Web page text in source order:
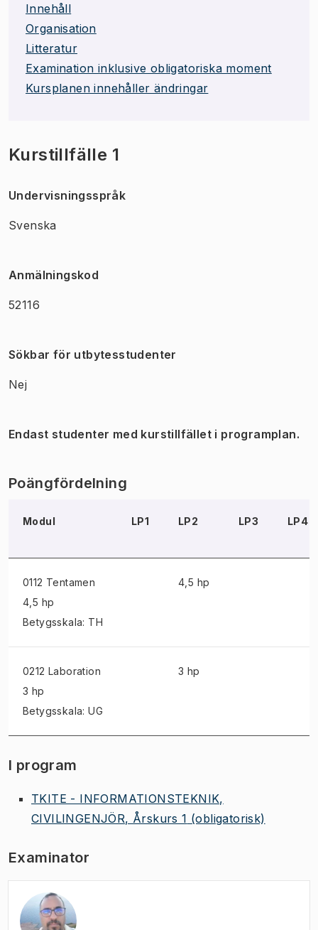
Innehåll
Organisation
Litteratur
Examination inklusive obligatoriska moment
Kursplanen innehåller ändringar
Kurstillfälle 1
Undervisningsspråk
Svenska
Anmälningskod
52116
Sökbar för utbytesstudenter
Nej
Endast studenter med kurstillfället i programplan.
Poängfördelning
Modul LP1 LP2 LP3 LP4
0112 Tentamen
4,5 hp
Betygsskala: TH
4,5 hp
0212 Laboration
3 hp
Betygsskala: UG
3 hp
I program
TKITE - INFORMATIONSTEKNIK,
CIVILINGENJÖR, Årskurs 1 (obligatorisk)
Examinator